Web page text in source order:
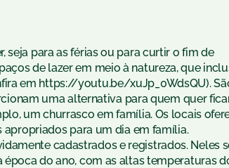
seja para as férias ou para curtir o fim de
de lazer em meio à natureza, que
em https://youtu.be/xuJp_0WdsQU).
uma alternativa para quem quer
um churrasco em família. Os locais
para um dia em família.
cadastrados e registrados. Neles
época do ano, com as altas temperaturas